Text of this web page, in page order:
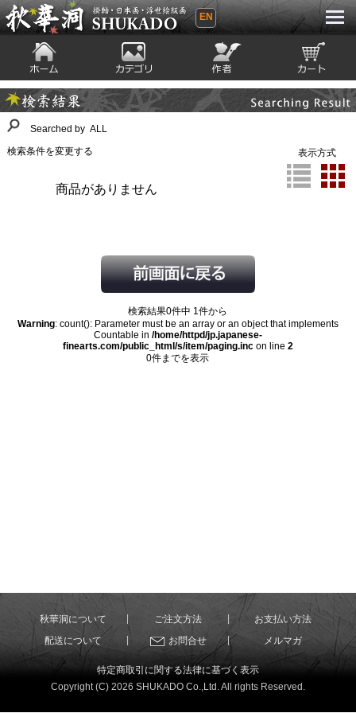
秋華洞 SHUKADO 掛軸・日本画・浮世
EN
ホーム カテゴリ 絵師 カート
検索結果
Searched by ALL
検索条件を変更する
表示方式
商品がありません
検索結果0件中 1件から
Warning: count(): Parameter must be an array or an object that implements
Countable in /home/httpd/jp.japanese-
finearts.com/public_html/s/item/paging.incon line 2
0件までを表示
秋華洞について ご注文方法
お支払い方法
配送について
お問合せ メルマガ
特定商取引に関する法律に基づく表示
Copyright (C) 2026 SHUKADO Co.,Ltd. All rights Reserved.